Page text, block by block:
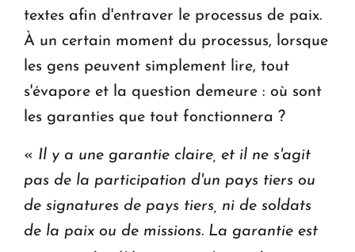
textes afin d'entraver le processus de paix.
À un certain moment du processus, lorsque
les gens peuvent simplement lire, tout
s'évapore et la question demeure : où sont
les garanties que tout fonctionnera ?
« Il y a une garantie claire, et il ne s'agit
pas de la participation d'un pays tiers ou
de signatures de pays tiers, ni de soldats
de la paix ou de missions. La garantie est